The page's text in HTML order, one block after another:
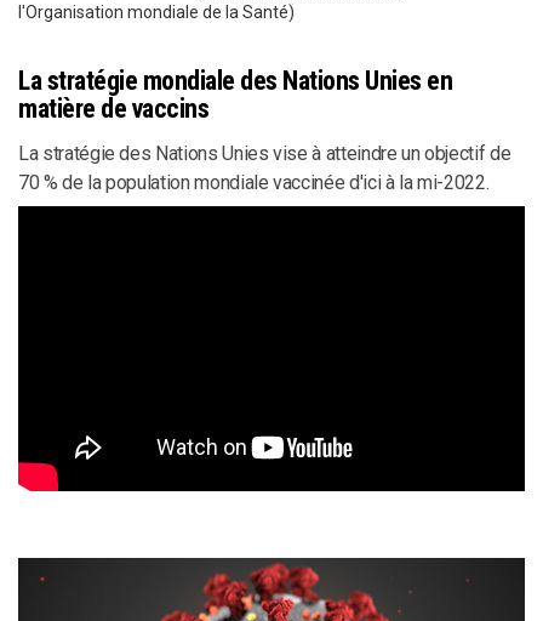
l'Organisation mondiale de la Santé)
La stratégie mondiale des Nations Unies en
matière de vaccins
La stratégie des Nations Unies vise à atteindre un objectif de
70 % de la population mondiale vaccinée d'ici à la mi-2022.